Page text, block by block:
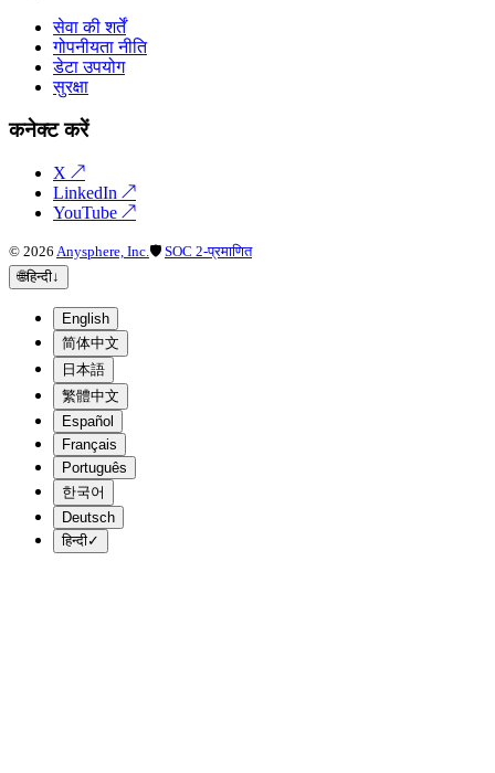
सेवा की शर्तें
गोपनीयता नीति
डेटा उपयोग
सुरक्षा
कनेक्ट करें
X ↗
LinkedIn ↗
YouTube ↗
© 2026 Anysphere, Inc. 🛡 SOC 2-प्रमाणित
🌐हिन्दी↓
English
简体中文
日本語
繁體中文
Español
Français
Português
한국어
Deutsch
हिन्दी✓